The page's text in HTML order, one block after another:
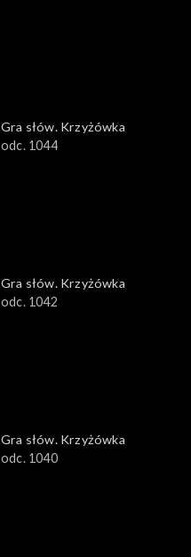
Gra słów. Krzyżówka
odc. 1044
Gra słów. Krzyżówka
odc. 1042
Gra słów. Krzyżówka
odc. 1040